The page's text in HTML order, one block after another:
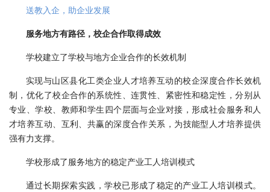
送教入企，助企业发展
服务地方有路径，校企合作取得成效
学校建立了学校与地方企业合作的长效机制
实现与山区县化工类企业人才培养互动的校企深度合作长效机
制，优化了校企合作的系统性、连贯性、紧密性和稳定性，分别从
专业、学校、教师和学生四个层面与企业对接，形成社会服务和人
才培养互动、互利、共赢的深度合作关系，为技能型人才培养提供
强有力支撑。
学校形成了服务地方的稳定产业工人培训模式
通过长期探索实践，学校已形成了稳定的产业工人培训模式。